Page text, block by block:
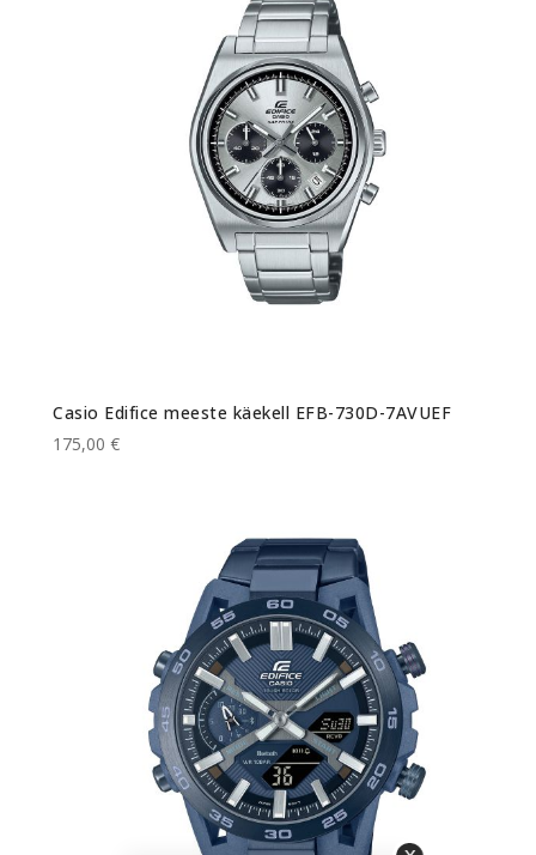
Casio Edifice meeste käekell EFB-730D-7AVUEF
175,00 €